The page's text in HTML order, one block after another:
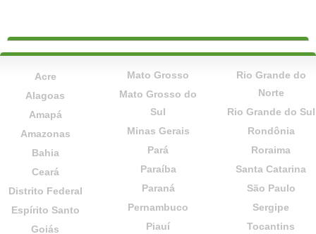
Acre
Alagoas
Amapá
Amazonas
Bahia
Ceará
Distrito Federal
Espírito Santo
Goiás
Mato Grosso
Mato Grosso do
Sul
Minas Gerais
Pará
Paraíba
Paraná
Pernambuco
Piauí
Rio Grande do
Norte
Rio Grande do Sul
Rondônia
Roraima
Santa Catarina
São Paulo
Sergipe
Tocantins